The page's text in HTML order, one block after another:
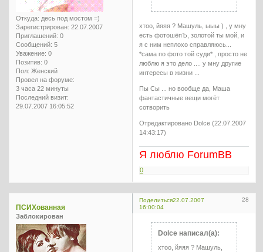
Откуда: десь под мостом =)
Зарегистрирован: 22.07.2007
Приглашений: 0
Сообщений: 5
Уважение: 0
Позитив: 0
Пол: Женский
Провел на форуме:
3 часа 22 минуты
Последний визит:
29.07.2007 16:05:52
хтоо, йяяя ? Машуль, ыыы ) , у мну
есть фотошёпЪ, золотой ты мой, и
я с ним неплохо справляюсь...
*сама по фото той суди* , просто не
люблю я это дело .... у мну другие
интересы в жизни ...
Пы Сы ... но вообще да, Маша
фантастичные вещи могёт
сотворить
Отредактировано Dolce (22.07.2007
14:43:17)
Я люблю ForumBB
0
Поделиться 28
22.07.2007
16:00:04
ПСИХованная
Заблокирован
Dolce написал(а):
хтоо, йяяя ? Машуль,